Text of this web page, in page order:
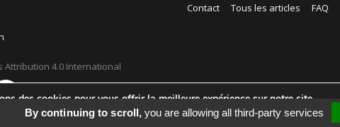
Linkedin
Contact Tous les articles FAQ
Attribution 4.0 International
des cookies pour vous offrir la meilleure expérience sur notre site.
en savoir plus sur les cookies que nous utilisons ou les désactiver dans
By continuing to scroll, you are allowing all third-party services